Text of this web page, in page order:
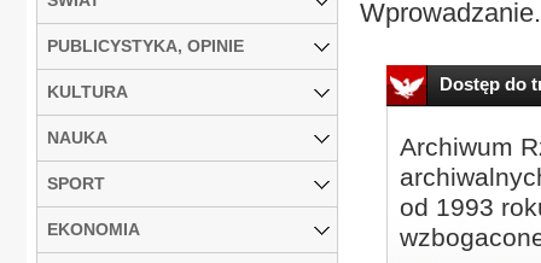
Dostęp do
Archiwum
od 1993
PUBLICYSTYKA, OPINIE
KULTURA
NAUKA
SPORT
EKONOMIA